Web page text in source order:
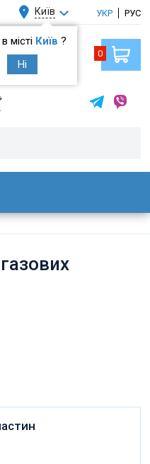
Київ
місті Київ ?
Ні
УКР РУС
0